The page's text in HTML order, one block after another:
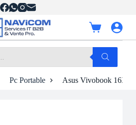
Panier
d’achat
Pc Portable Asus Vivobook 16X /